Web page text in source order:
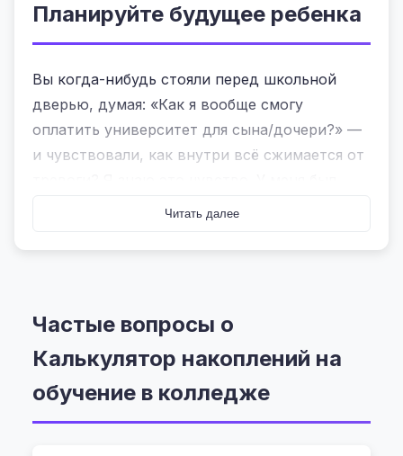
Планируйте будущее ребенка
Вы когда-нибудь стояли перед школьной
дверью, думая: «Как я вообще смогу
оплатить университет для сына/дочери?» —
и чувствовали, как внутри всё сжимается от
такой момент, когда я сидел в кафе рядом с
откладывать каждый месяц, чтобы не
инструмент, который изменил мою
стратегию —Калькулятор накоплений на
обучение в колледже
Это не просто таблица с цифрами. Это ваш
Читать далее
Частые вопросы о
Калькулятор накоплений на
обучение в колледже